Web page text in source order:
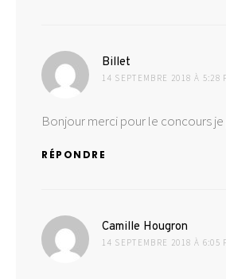
Billet
14 SEPTEMBRE 2018 À 5:28
Bonjour merci pour le concours
RÉPONDRE
Camille Hougron
14 SEPTEMBRE 2018 À 6:05